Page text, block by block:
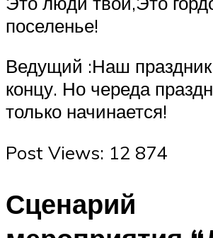
поселенье!
Ведущий :Наш
концу. Но череда
только начинается!
Post Views: 12 874
Сценарий